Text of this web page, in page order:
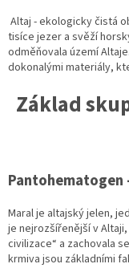
Altaj - ekologicky čistá
tisíce jezer a svěží
odměňovala území
dokonalými materiály,
Základ
Pantohematogen
Maral je altajský jelen,
je nejrozšířenější v
civilizace“ a zachovala
krmiva jsou základními